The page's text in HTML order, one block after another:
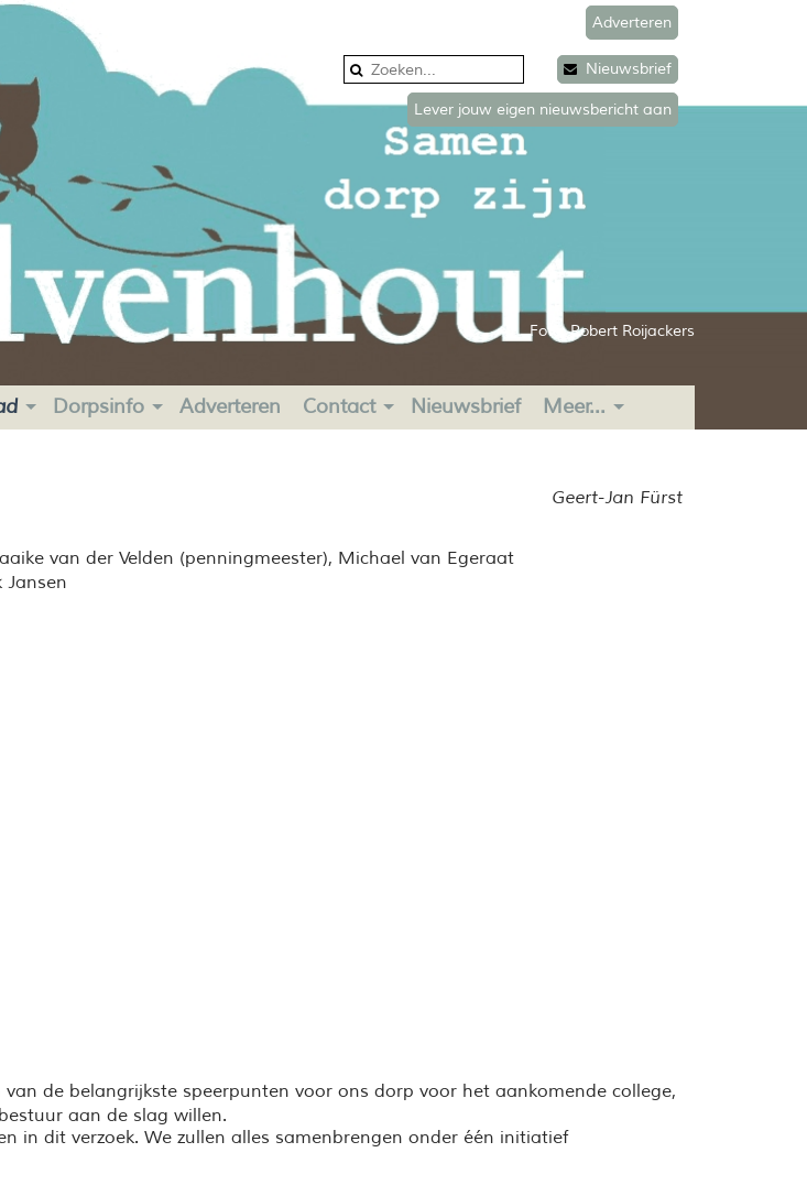
Nieuwsbrief
Dorpsinfo Adverteren Contact Nieuwsbrief Meer...
Adverteren
Lever jouw eigen nieuwsbericht aan
Foto: Robert Roijackers
Geert-Jan Fürst
van der Velden (penningmeester), Michael van Egeraat
Jansen
de belangrijkste speerpunten voor ons dorp voor het aankomende college,
aan de slag willen.
in dit verzoek. We zullen alles samenbrengen onder één initiatief